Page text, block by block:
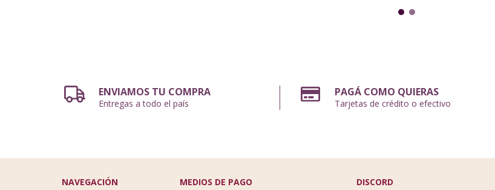
ENVIAMOS TU COMPRA
Entregas a todo el país
PAGÁ COMO QUIERAS
Tarjetas de crédito o efectivo
NAVEGACIÓN
MEDIOS DE PAGO DISCORD